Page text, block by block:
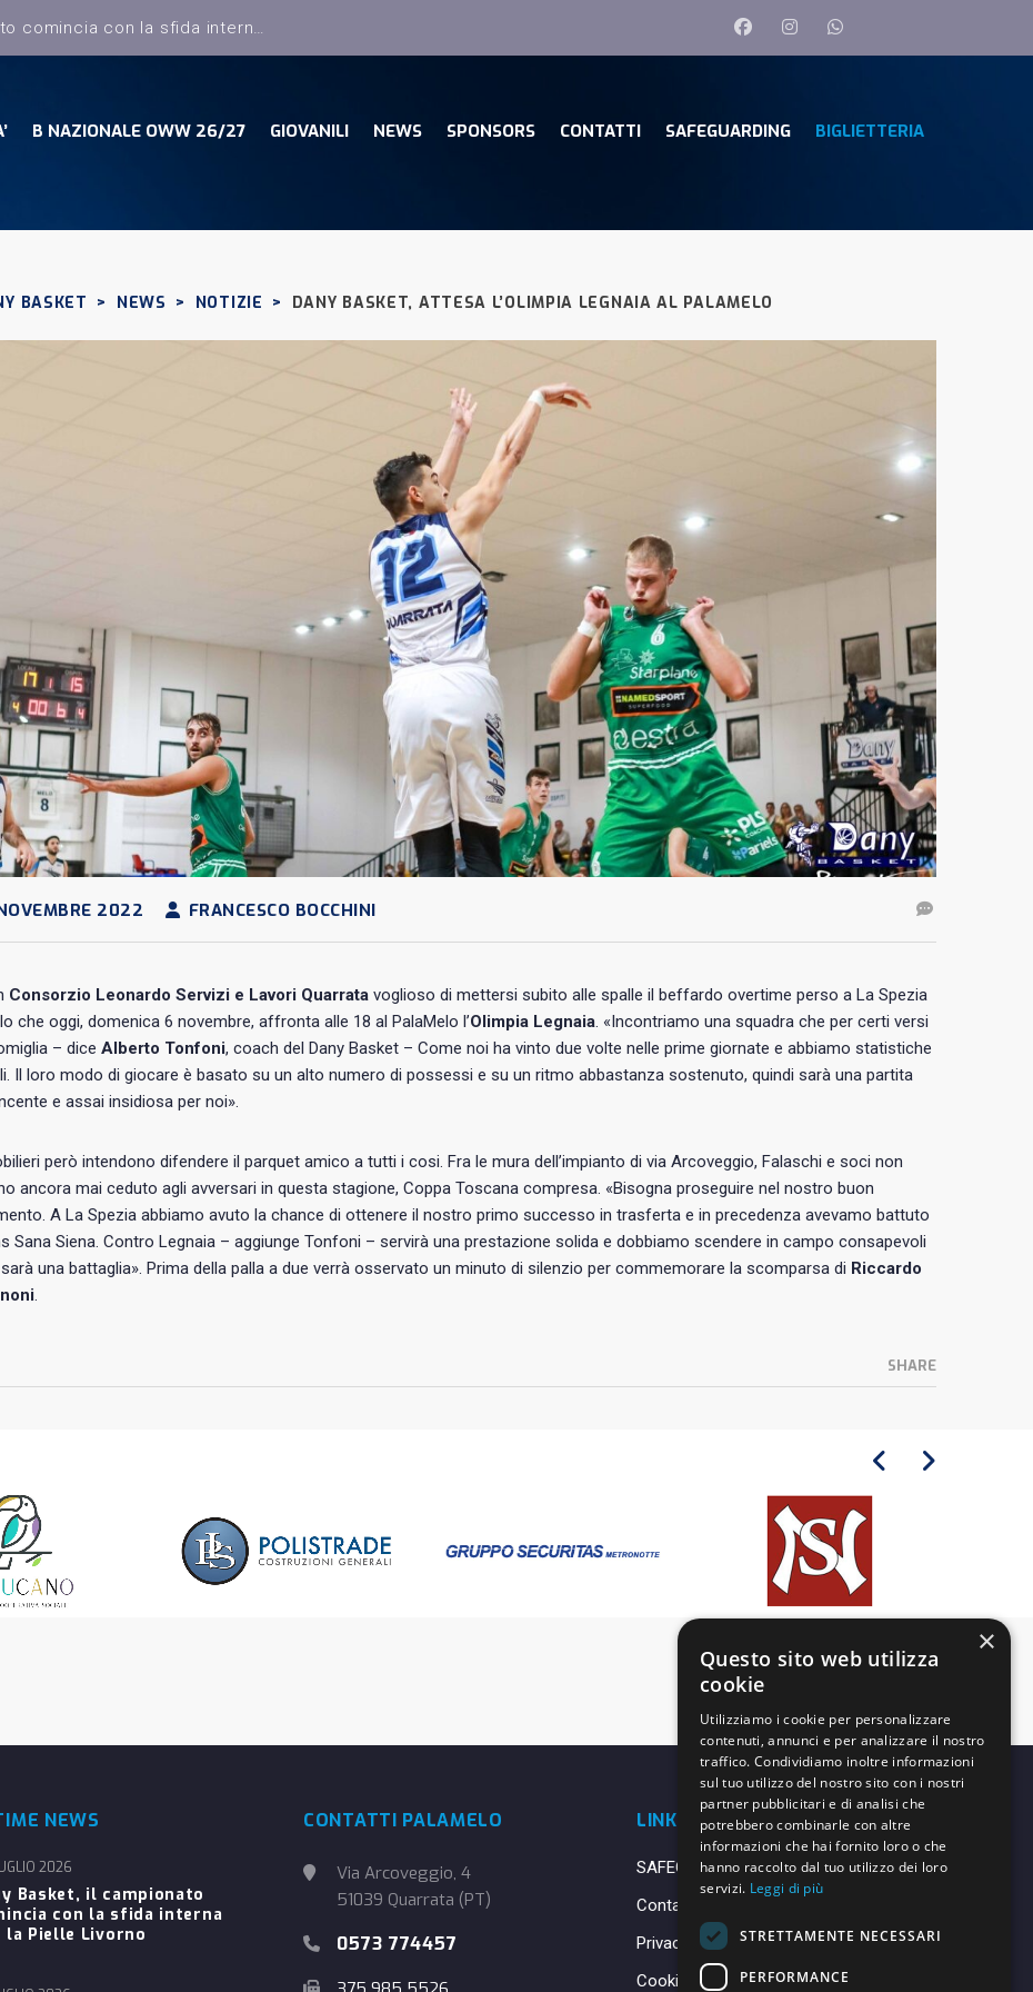
Dany Basket, il campionato comincia con la sfida interna con la Pielle Livorno
B NAZIONALE OWW 26/27 GIOVANILI NEWS SPONSORS CONTATTI SAFEGUARDING BIGLIETTERIA
BASKET > NEWS > NOTIZIE > DANY BASKET, ATTESA L’OLIMPIA LEGNAIA AL PALAMELO
2022 FRANCESCO BOCCHINI
Consorzio Leonardo Servizi e Lavori Quarrata voglioso di mettersi subito alle spalle il beffardo overtime perso a La Spezia
che oggi, domenica 6 novembre, affronta alle 18 al PalaMelo l’Olimpia Legnaia. «Incontriamo una squadra che per certi versi
– dice Alberto Tonfoni, coach del Dany Basket – Come noi ha vinto due volte nelle prime giornate e abbiamo statistiche
Il loro modo di giocare è basato su un alto numero di possessi e su un ritmo abbastanza sostenuto, quindi sarà una partita
e assai insidiosa per noi».
però intendono difendere il parquet amico a tutti i cosi. Fra le mura dell’impianto di via Arcoveggio, Falaschi e soci non
ancora mai ceduto agli avversari in questa stagione, Coppa Toscana compresa. «Bisogna proseguire nel nostro buon
A La Spezia abbiamo avuto la chance di ottenere il nostro primo successo in trasferta e in precedenza avevamo battuto
Sana Siena. Contro Legnaia – aggiunge Tonfoni – servirà una prestazione solida e dobbiamo scendere in campo consapevoli
una battaglia». Prima della palla a due verrà osservato un minuto di silenzio per commemorare la scomparsa di Riccardo
.
SHARE
NEWS
Basket, il campionato
con la sfida interna
la Pielle Livorno
2026
CONTATTI PALAMELO
Via Arcoveggio, 4
51039 Quarrata (PT)
0573 774457
LINK UTILI
SAFEGUARDING
Contatti
Privacy Policy
Cookie Policy
×
Questo sito web utilizza
cookie
Utilizziamo i cookie per personalizzare
contenuti, annunci e per analizzare il nostro
traffico. Condividiamo inoltre informazioni
sul tuo utilizzo del nostro sito con i nostri
partner pubblicitari e di analisi che
potrebbero combinarle con altre
informazioni che hai fornito loro o che
hanno raccolto dal tuo utilizzo dei loro
servizi. Leggi di più
STRETTAMENTE NECESSARI
PERFORMANCE